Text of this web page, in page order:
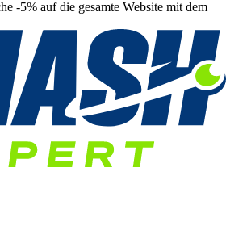
-5% auf die gesamte Website mit dem